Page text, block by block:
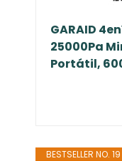
GARAID
25000Pa
Portátil,
BESTSELLER NO. 19